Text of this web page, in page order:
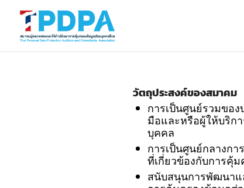
วัตถุประสงค์ของสมาคม
การเป็นศูนย์รวมขอ
มือและหรือผู้ให้บริก
บุคคล
การเป็นศูนย์กลางก
ที่เกี่ยวข้องกับการคุ้
สนับสนุนการพัฒนาแ